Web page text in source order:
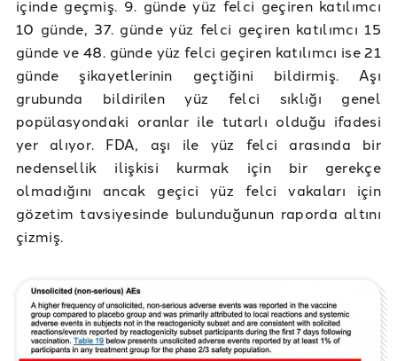
içinde geçmiş. 9. günde yüz felci geçiren katılımcı
10 günde, 37. günde yüz felci geçiren katılımcı 15
günde ve 48. günde yüz felci geçiren katılımcı ise 21
günde şikayetlerinin geçtiğini bildirmiş. Aşı
grubunda bildirilen yüz felci sıklığı genel
popülasyondaki oranlar ile tutarlı olduğu ifadesi
yer alıyor. FDA, aşı ile yüz felci arasında bir
nedensellik ilişkisi kurmak için bir gerekçe
olmadığını ancak geçici yüz felci vakaları için
gözetim tavsiyesinde bulunduğunun raporda altını
çizmiş.